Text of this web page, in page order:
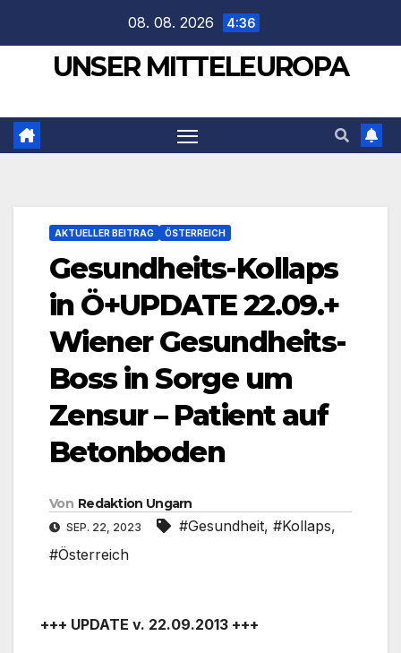
springen
08. 08. 2026 4:36
UNSER MITTELEUROPA
AKTUELLER BEITRAG ÖSTERREICH
Gesundheits-Kollaps
in Ö+UPDATE 22.09.+
Wiener Gesundheits-
Boss in Sorge um
Zensur – Patient auf
Betonboden
Von Redaktion Ungarn
SEP. 22, 2023 #Gesundheit, #Kollaps,
#Österreich
+++ UPDATE v. 22.09.2013 +++